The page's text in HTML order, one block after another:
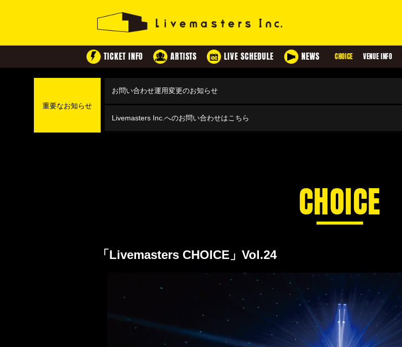
TICKET INFO ARTISTS LIVE SCHEDULE NEWS CHOICE VENUE INFO
重要なお知らせ
お問い合わせ運用変更のお知らせ
Livemasters Inc.へのお問い合わせはこちら
CHOICE
「Livemasters CHOICE」Vol.24